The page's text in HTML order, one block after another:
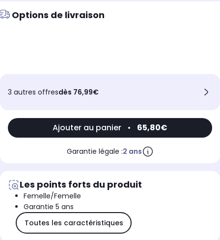
Options de livraison
3 autres offresdès 76,99€
Ajouter au panier • 65,80€
Garantie légale :2 ans
Les points forts du produit
Femelle/Femelle
Garantie 5 ans
Toutes les caractéristiques